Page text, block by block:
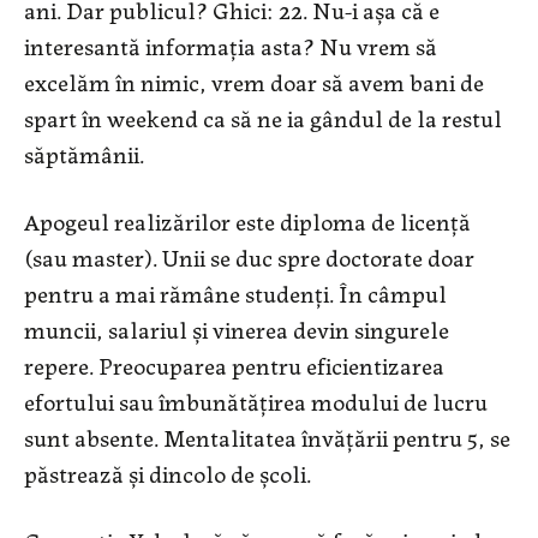
ani. Dar publicul? Ghici: 22. Nu-i așa că e
interesantă informația asta? Nu vrem să
excelăm în nimic, vrem doar să avem bani de
spart în weekend ca să ne ia gândul de la restul
săptămânii.
Apogeul realizărilor este diploma de licență
(sau master). Unii se duc spre doctorate doar
pentru a mai rămâne studenți. În câmpul
muncii, salariul și vinerea devin singurele
repere. Preocuparea pentru eficientizarea
efortului sau îmbunătățirea modului de lucru
sunt absente. Mentalitatea învățării pentru 5, se
păstrează și dincolo de școli.